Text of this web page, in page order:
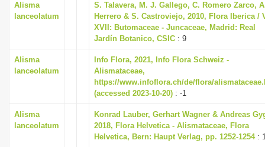
o
n
Alisma
lanceolatum
S. Talavera, M. J. Gallego, C. Romero Zarco,
Herrero & S. Castroviejo, 2010, Flora Iberica /
XVII: Butomaceae - Juncaceae, Madrid: Real
Jardín Botanico, CSIC : 9
Alisma
lanceolatum
Info Flora, 2021, Info Flora Schweiz -
Alismataceae,
https://www.infoflora.ch/de/flora/
(accessed 2023-10-20) : -1
Alisma
lanceolatum
Konrad Lauber, Gerhart Wagner & Andreas
2018, Flora Helvetica - Alismataceae, Flora
Helvetica, Bern: Haupt Verlag, pp. 1252-1254: